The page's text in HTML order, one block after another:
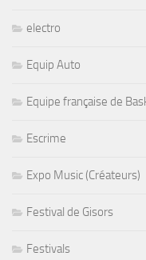
electro
Equip Auto
Equipe française de
Escrime
Expo Music (Créateurs)
Festival de Gisors
Festivals